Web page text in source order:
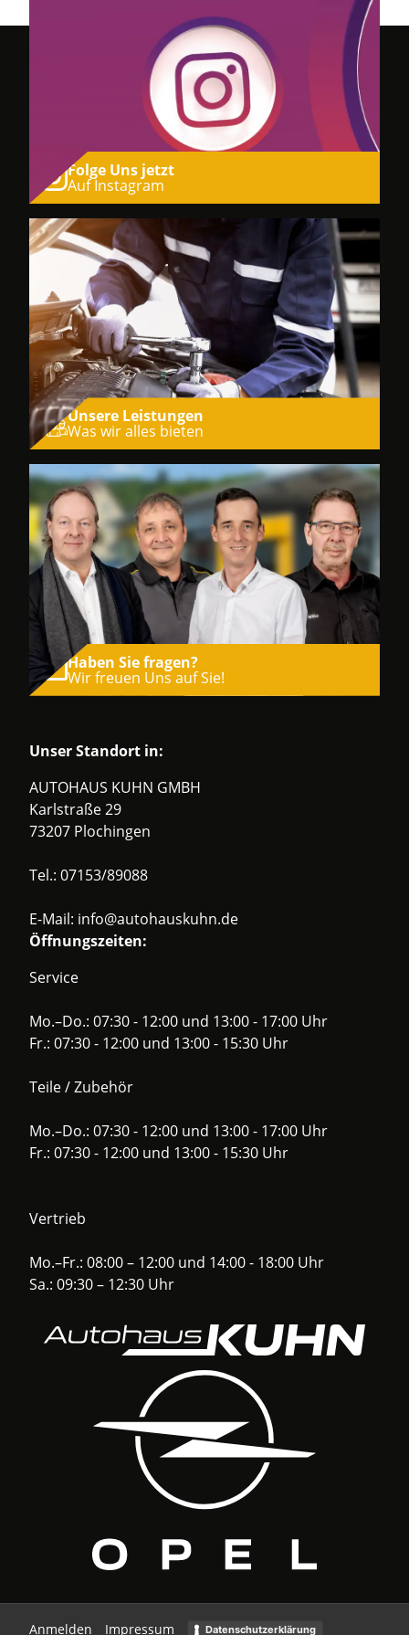
Folge Uns jetzt
Auf Instagram
Unsere Leistungen
Was wir alles bieten
Haben Sie fragen?
Wir freuen Uns auf Sie!
Unser Standort in:
AUTOHAUS KUHN GMBH
Karlstraße 29
73207 Plochingen
Tel.: 07153/89088
E-Mail: info@autohauskuhn.de
Öffnungszeiten:
Service
Mo.–Do.: 07:30 - 12:00 und 13:00 - 17:00 Uhr
Fr.: 07:30 - 12:00 und 13:00 - 15:30 Uhr
Teile / Zubehör
Mo.–Do.: 07:30 - 12:00 und 13:00 - 17:00 Uhr
Fr.: 07:30 - 12:00 und 13:00 - 15:30 Uhr
Vertrieb
Mo.–Fr.: 08:00 – 12:00 und 14:00 - 18:00 Uhr
Sa.: 09:30 – 12:30 Uhr
Anmelden Impressum Datenschutzerklärung